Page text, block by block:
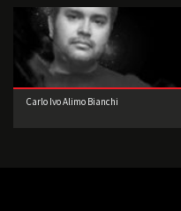
Carlo Ivo Alimo Bianchi